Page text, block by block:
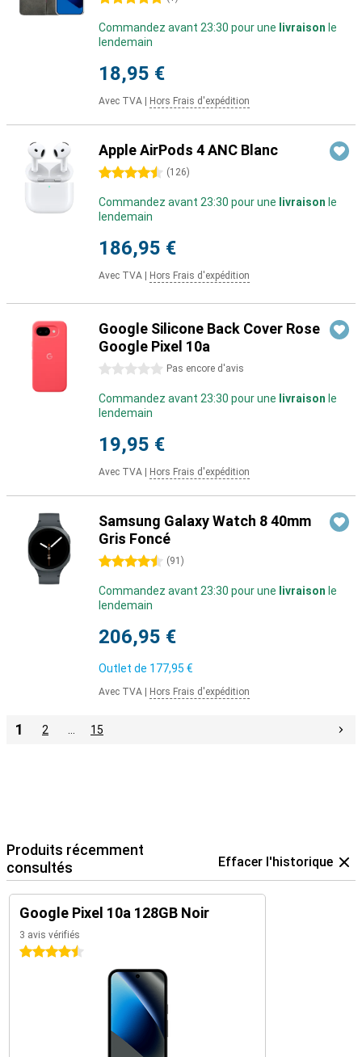
Commandez avant 23:30 pour une livraison le
lendemain
18,95 €
Avec TVA Hors Frais d'expédition
Apple AirPods 4 ANC Blanc
4.5 étoiles (126)
Commandez avant 23:30 pour une livraison le
lendemain
186,95 €
Avec TVA Hors Frais d'expédition
Google Silicone Back Cover Rose
Google Pixel 10a
0 étoiles Pas encore d'avis
Commandez avant 23:30 pour une livraison le
lendemain
19,95 €
Avec TVA Hors Frais d'expédition
Samsung Galaxy Watch 8 40mm
Gris Foncé
4.5 étoiles (91 )
Commandez avant 23:30 pour une livraison le
lendemain
206,95 €
Outlet de 177,95 €
Avec TVA Hors Frais d'expédition
1 2 15
Produits récemment
consultés
Effacer l'historique
Google Pixel 10a 128GB Noir
3 avis vérifiés
4.5 étoiles